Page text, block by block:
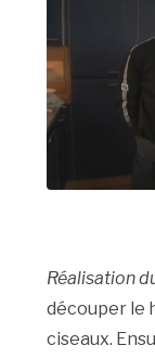
Réalisation
découper le
ciseaux.